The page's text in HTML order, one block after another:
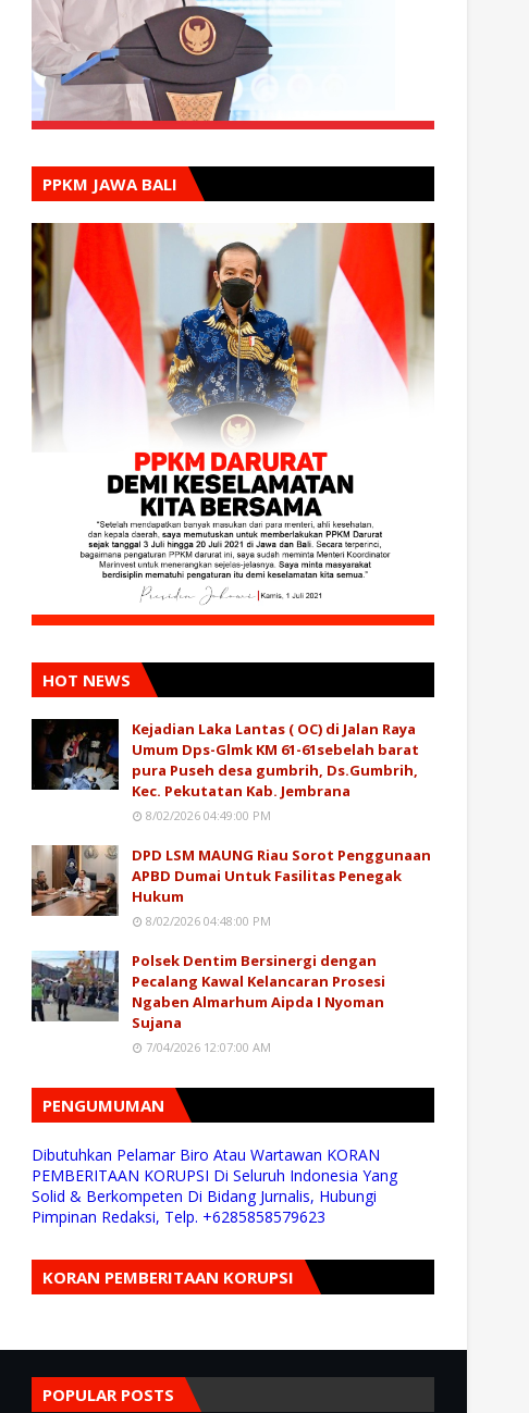
PPKM JAWA BALI
HOT NEWS
Kejadian Laka Lantas ( OC) di Jalan Raya
Umum Dps-Glmk KM 61-61sebelah barat
pura Puseh desa gumbrih, Ds.Gumbrih,
Kec. Pekutatan Kab. Jembrana
8/02/2026 04:49:00 PM
DPD LSM MAUNG Riau Sorot Penggunaan
APBD Dumai Untuk Fasilitas Penegak
Hukum
8/02/2026 04:48:00 PM
Polsek Dentim Bersinergi dengan
Pecalang Kawal Kelancaran Prosesi
Ngaben Almarhum Aipda I Nyoman
Sujana
7/04/2026 12:07:00 AM
PENGUMUMAN
Dibutuhkan Pelamar Biro Atau Wartawan KORAN
PEMBERITAAN KORUPSI Di Seluruh Indonesia Yang
Solid & Berkompeten Di Bidang Jurnalis, Hubungi
Pimpinan Redaksi, Telp. +6285858579623
KORAN PEMBERITAAN KORUPSI
POPULAR POSTS